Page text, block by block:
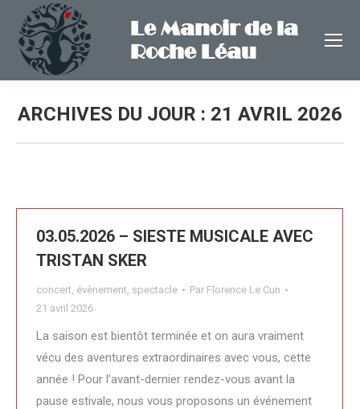
Le Manoir de la
Roche Léau
ARCHIVES DU JOUR : 21 AVRIL 2026
03.05.2026 – SIESTE MUSICALE AVEC
TRISTAN SKER
concert, évènement, spectacle Par Florence Le Cun
21 avril 2026
La saison est bientôt terminée et on aura vraiment
vécu des aventures extraordinaires avec vous, cette
année ! Pour l’avant-dernier rendez-vous avant la
pause estivale, nous vous proposons un événement